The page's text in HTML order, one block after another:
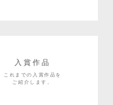
入賞作品
これまでの入賞作品を
ご紹介します。